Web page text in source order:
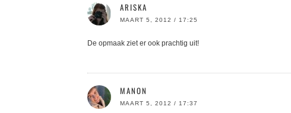
ARISKA
MAART 5, 2012 / 17:25
De opmaak ziet er ook prachtig uit!
MANON
MAART 5, 2012 / 17:37